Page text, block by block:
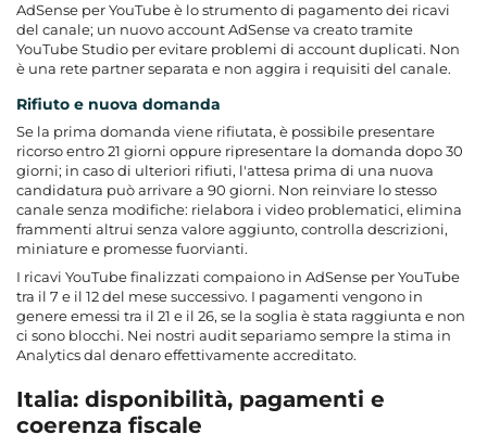
AdSense per YouTube è lo strumento di pagamento dei ricavi
del canale; un nuovo account AdSense va creato tramite
YouTube Studio per evitare problemi di account duplicati. Non
è una rete partner separata e non aggira i requisiti del canale.
Rifiuto e nuova domanda
Se la prima domanda viene rifiutata, è possibile presentare
ricorso entro 21 giorni oppure ripresentare la domanda dopo 30
giorni; in caso di ulteriori rifiuti, l'attesa prima di una nuova
candidatura può arrivare a 90 giorni. Non reinviare lo stesso
canale senza modifiche: rielabora i video problematici, elimina
frammenti altrui senza valore aggiunto, controlla descrizioni,
miniature e promesse fuorvianti.
I ricavi YouTube finalizzati compaiono in AdSense per YouTube
tra il 7 e il 12 del mese successivo. I pagamenti vengono in
genere emessi tra il 21 e il 26, se la soglia è stata raggiunta e non
ci sono blocchi. Nei nostri audit separiamo sempre la stima in
Analytics dal denaro effettivamente accreditato.
Italia: disponibilità, pagamenti e
coerenza fiscale